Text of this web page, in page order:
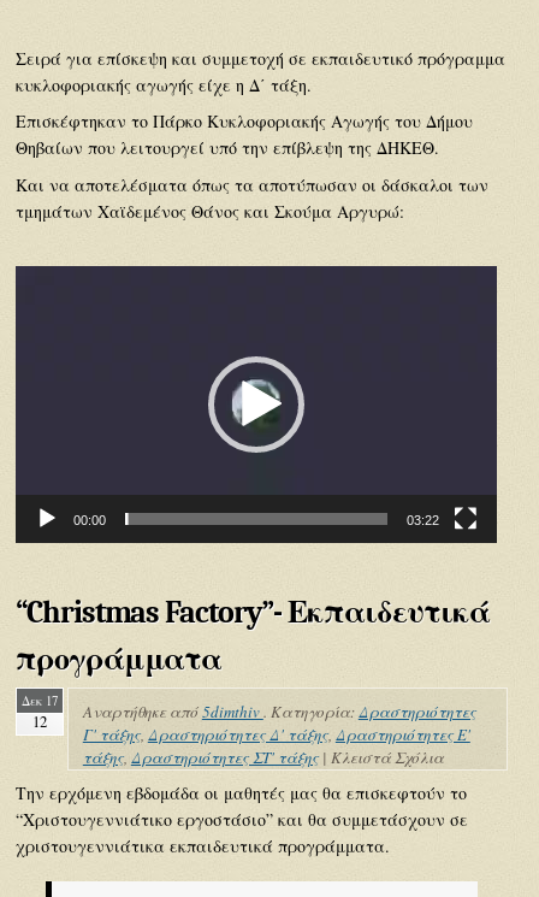
Σειρά για επίσκεψη και συμμετοχή σε εκπαιδευτικό πρόγραμμα
κυκλοφοριακής αγωγής είχε η Δ΄ τάξη.
Επισκέφτηκαν το Πάρκο Κυκλοφοριακής Αγωγής του Δήμου
Θηβαίων που λειτουργεί υπό την επίβλεψη της ΔΗΚΕΘ.
Και να αποτελέσματα όπως τα αποτύπωσαν οι δάσκαλοι των
τμημάτων Χαϊδεμένος Θάνος και Σκούμα Αργυρώ:
00:00 03:22
“Christmas Factory”- Εκπαιδευτικά
προγράμματα
Δεκ 17
12 Αναρτήθηκε από5dimthiv. Κατηγορία:Δραστηριότητες
Γ' τάξης, Δραστηριότητες Δ' τάξης, Δραστηριότητες Ε'
τάξης, Δραστηριότητες ΣΤ' τάξης| Κλειστά Σχόλια
Την ερχόμενη εβδομάδα οι μαθητές μας θα επισκεφτούν το
“Χριστουγεννιάτικο εργοστάσιο” και θα συμμετάσχουν σε
χριστουγεννιάτικα εκπαιδευτικά προγράμματα.